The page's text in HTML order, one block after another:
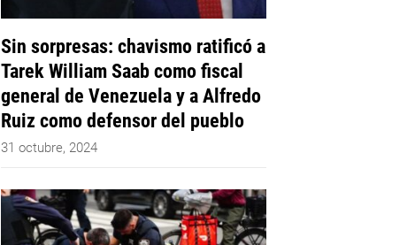
Sin sorpresas: chavismo ratificó a
Tarek William Saab como fiscal
general de Venezuela y a Alfredo
Ruiz como defensor del pueblo
31 octubre, 2024